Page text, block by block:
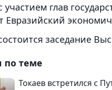
участием глав
Евразийский
заседание
по теме
Токаев встретился с